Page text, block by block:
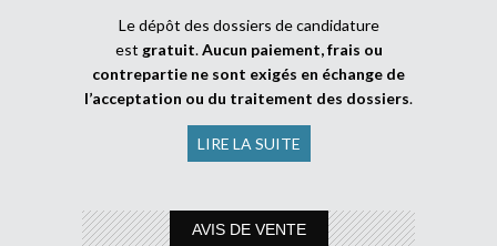
Le dépôt des dossiers de candidature
est gratuit.Aucun paiement, frais ou
contrepartie ne sont exigés en échange de
l’acceptation ou du traitement des dossiers.
LIRE LA SUITE
AVIS DE VENTE